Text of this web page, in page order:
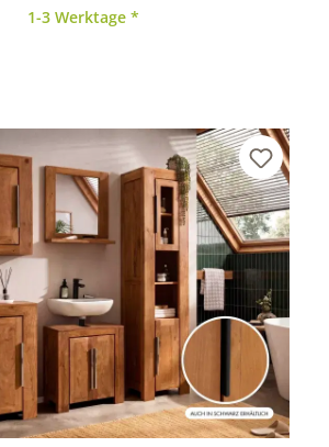
1-3 Werktage *